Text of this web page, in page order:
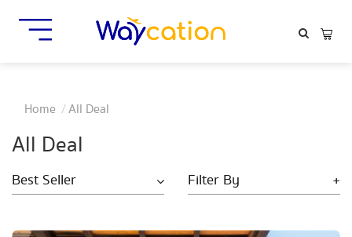
Home All Deal
All Deal
Best Seller Filter By +